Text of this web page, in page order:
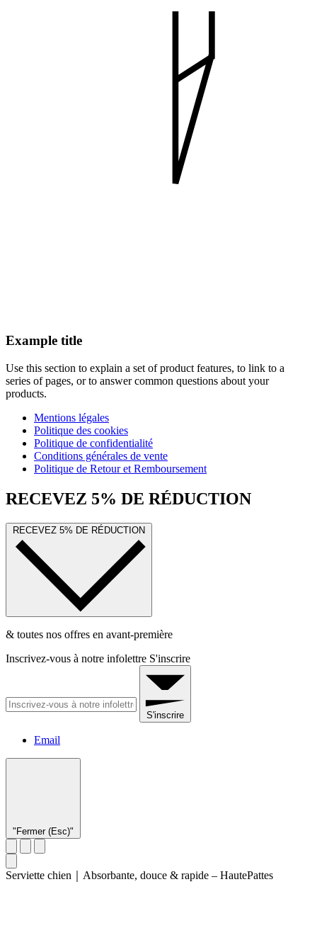
Example title
Use this section to explain a set of product features, to link to a
series of pages, or to answer common questions about your
products.
Mentions légales
Politique des cookies
Politique de confidentialité
Conditions générales de vente
Politique de Retour et Remboursement
RECEVEZ 5% DE RÉDUCTION
RECEVEZ 5% DE RÉDUCTION
& toutes nos offres en avant-première
Inscrivez-vous à notre infolettre S'inscrire
S'inscrire
Email
"Fermer (Esc)"
Serviette chien｜Absorbante, douce & rapide – HautePattes